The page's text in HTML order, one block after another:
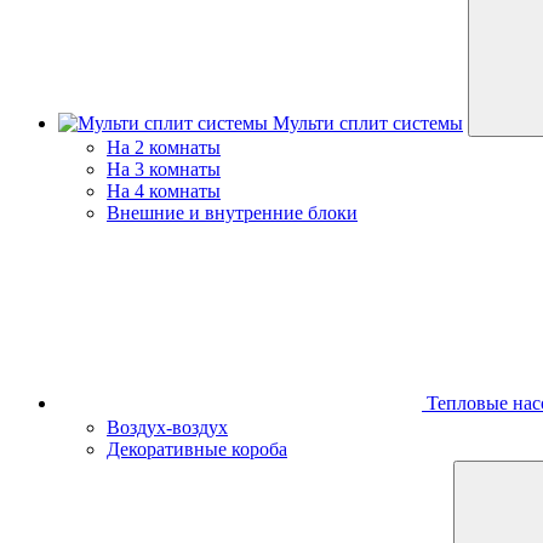
Мульти сплит системы
На 2 комнаты
На 3 комнаты
На 4 комнаты
Внешние и внутренние блоки
Тепловые
Воздух-воздух
Декоративные короба